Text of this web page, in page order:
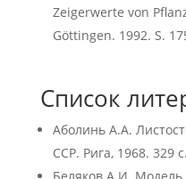
Zeigerwerte von
Göttingen. 1992. S.
Список
Аболинь А.А.
ССР. Рига, 1968. 329 с.